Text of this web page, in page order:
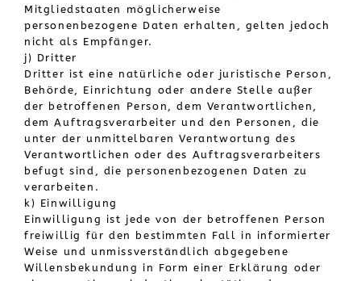
Mitgliedstaaten möglicherweise
personenbezogene Daten erhalten, gelten jedoch
nicht als Empfänger.
j) Dritter
Dritter ist eine natürliche oder juristische Person,
Behörde, Einrichtung oder andere Stelle außer
der betroffenen Person, dem Verantwortlichen,
dem Auftragsverarbeiter und den Personen, die
unter der unmittelbaren Verantwortung des
Verantwortlichen oder des Auftragsverarbeiters
befugt sind, die personenbezogenen Daten zu
verarbeiten.
k) Einwilligung
Einwilligung ist jede von der betroffenen Person
freiwillig für den bestimmten Fall in informierter
Weise und unmissverständlich abgegebene
Willensbekundung in Form einer Erklärung oder